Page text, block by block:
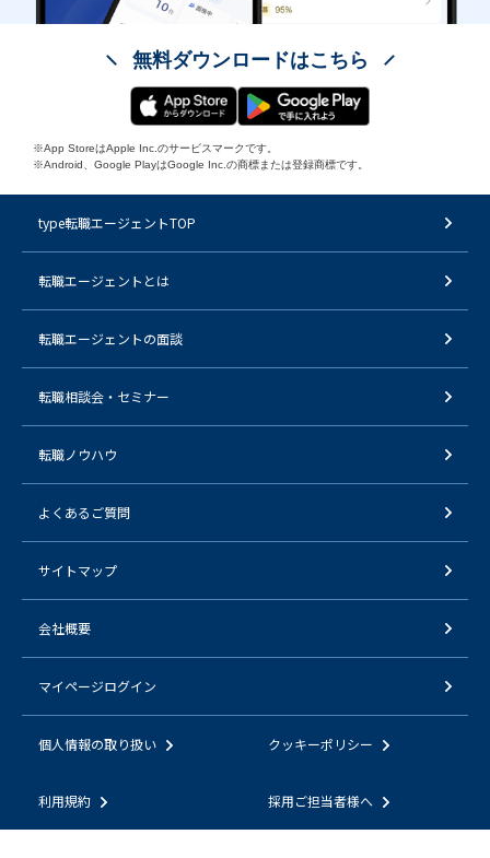
無料ダウンロードはこちら
※App StoreはApple Inc.のサービスマークです。
※Android、Google PlayはGoogle Inc.の商標または登録商標です。
type転職エージェントTOP
転職エージェントとは
転職エージェントの面談
転職相談会・セミナー
転職ノウハウ
よくあるご質問
サイトマップ
会社概要
マイページログイン
個人情報の取り扱い クッキーポリシー
利用規約 採用ご担当者様へ